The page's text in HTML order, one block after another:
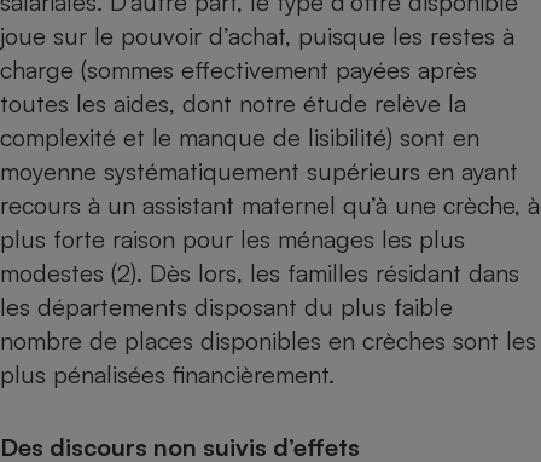
joue sur le pouvoir d’achat, puisque les restes à
charge (sommes effectivement payées après
toutes les aides, dont notre étude relève la
complexité et le manque de lisibilité) sont en
moyenne systématiquement supérieurs en ayant
recours à un assistant maternel qu’à une crèche, à
plus forte raison pour les ménages les plus
modestes (2). Dès lors, les familles résidant dans
les départements disposant du plus faible
nombre de places disponibles en crèches sont les
plus pénalisées financièrement.
Des discours non suivis d’effets